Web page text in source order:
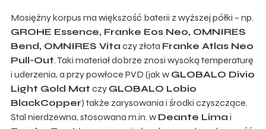
Mosiężny korpus ma większość baterii z wyższej półki – np.
GROHE Essence, Franke Eos Neo, OMNIRES
Bend, OMNIRES Vita czy złota Franke Atlas Neo
Pull-Out. Taki materiał dobrze znosi wysoką temperaturę
i uderzenia, a przy powłoce PVD (jak w GLOBALO Divio
Light Gold Mat czy GLOBALO Lobio
BlackCopper) także zarysowania i środki czyszczące.
Stal nierdzewna, stosowana m.in. w Deante Lima i